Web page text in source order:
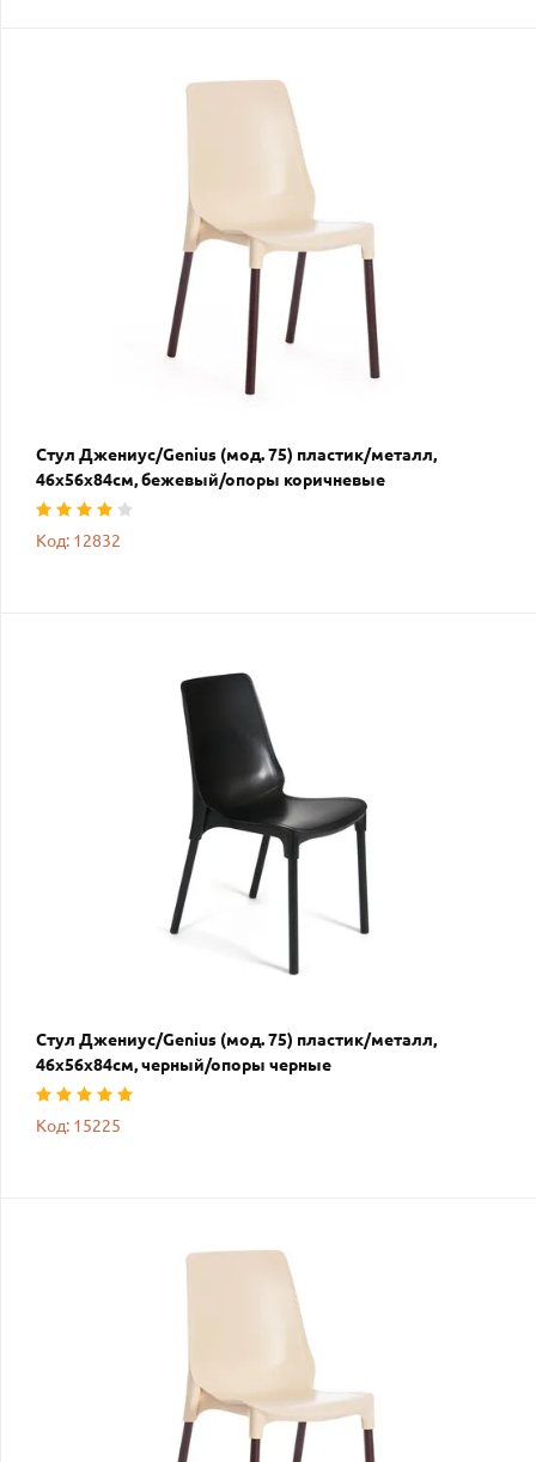
Стул Джениус/Genius (мод. 75) пластик/металл,
46x56x84cм, бежевый/опоры коричневые
Код: 12832
Стул Джениус/Genius (мод. 75) пластик/металл,
46x56x84cм, черный/опоры черные
Код: 15225